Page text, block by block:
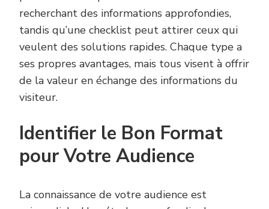
recherchant des informations approfondies,
tandis qu’une checklist peut attirer ceux qui
veulent des solutions rapides. Chaque type a
ses propres avantages, mais tous visent à offrir
de la valeur en échange des informations du
visiteur.
Identifier le Bon Format
pour Votre Audience
La connaissance de votre audience est